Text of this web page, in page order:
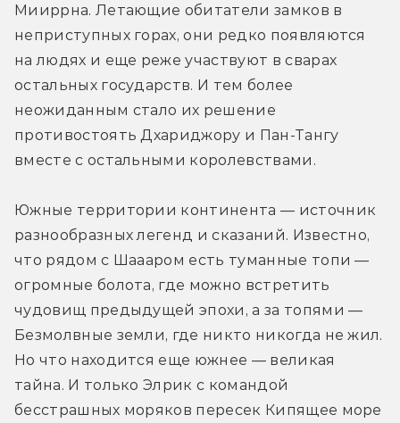
Мииррна. Летающие обитатели замков в
неприступных горах, они редко появляются
на людях и еще реже участвуют в сварах
остальных государств. И тем более
неожиданным стало их решение
противостоять Дхариджору и Пан-Тангу
вместе с остальными королевствами.
Южные территории континента — источник
разнообразных легенд и сказаний. Известно,
что рядом с Шаааром есть туманные топи —
огромные болота, где можно встретить
чудовищ предыдущей эпохи, а за топями —
Безмолвные земли, где никто никогда не жил.
Но что находится еще южнее — великая
тайна. И только Элрик с командой
бесстрашных моряков пересек Кипящее море